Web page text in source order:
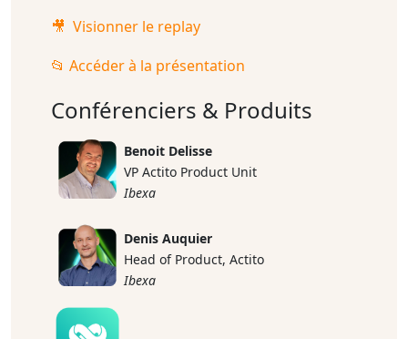
🎥 Visionner le replay
📂 Accéder à la présentation
Conférenciers & Produits
Benoit Delisse
VP Actito Product Unit
Ibexa
Denis Auquier
Head of Product, Actito
Ibexa